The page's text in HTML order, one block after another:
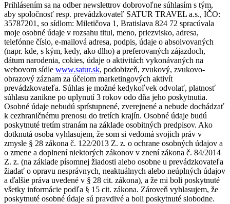
Prihlásením sa na odber newslettrov dobrovoľne súhlasím s tým,
aby spoločnosť resp. prevádzkovateľ SATUR TRAVEL a.s., IČO:
35787201, so sídlom: Miletičova 1, Bratislava 824 72 spracúvala
moje osobné údaje v rozsahu titul, meno, priezvisko, adresa,
telefónne číslo, e-mailová adresa, podpis, údaje o absolvovaných
(napr. kde, s kým, kedy, ako dlho) a preferovaných zájazdoch,
dátum narodenia, cokies, údaje o aktivitách vykonávaných na
webovom sídle www.satur.sk, podobizeň, zvukový, zvukovo-
obrazový záznam za účelom marketingových aktivít
prevádzkovateľa. Súhlas je možné kedykoľvek odvolať, platnosť
súhlasu zanikne po uplynutí 3 rokov odo dňa jeho poskytnutia.
Osobné údaje nebudú sprístupnené, zverejnené a nebude dochádzať
k cezhraničnému prenosu do tretích krajín. Osobné údaje budú
poskytnuté tretím stranám na základe osobitných predpisov. Ako
dotknutá osoba vyhlasujem, že som si vedomá svojich práv v
zmysle § 28 zákona č. 122/2013 Z. z. o ochrane osobných údajov a
o zmene a doplnení niektorých zákonov v znení zákona č. 84/2014
Z. z. (na základe písomnej žiadosti alebo osobne u prevádzkovateľa
žiadať o opravu nesprávnych, neaktuálnych alebo neúplných údajov
a ďalšie práva uvedené v § 28 cit. zákona), a že mi boli poskytnuté
všetky informácie podľa § 15 cit. zákona. Zároveň vyhlasujem, že
poskytnuté osobné údaje sú pravdivé a boli poskytnuté slobodne.